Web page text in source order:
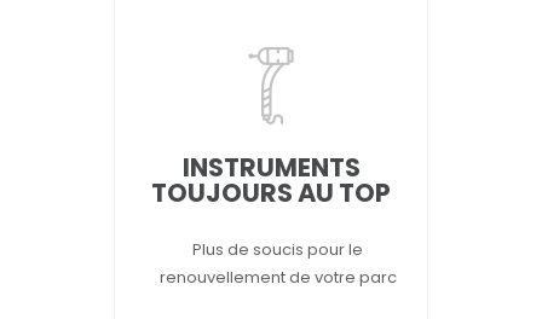
INSTRUMENTS
TOUJOURS AU TOP
Plus de soucis pour le
renouvellement de votre parc